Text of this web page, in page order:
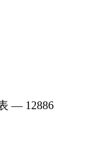
— 12886